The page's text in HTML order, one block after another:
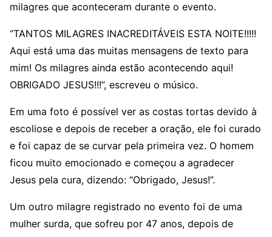
milagres que aconteceram durante o evento.
“TANTOS MILAGRES INACREDITÁVEIS ESTA NOITE!!!!!
Aqui está uma das muitas mensagens de texto para
mim! Os milagres ainda estão acontecendo aqui!
OBRIGADO JESUS​​!!!”, escreveu o músico.
Em uma foto é possível ver as costas tortas devido à
escoliose e depois de receber a oração, ele foi curado
e foi capaz de se curvar pela primeira vez. O homem
ficou muito emocionado e começou a agradecer
Jesus pela cura, dizendo: “Obrigado, Jesus!”.
Um outro milagre registrado no evento foi de uma
mulher surda, que sofreu por 47 anos, depois de